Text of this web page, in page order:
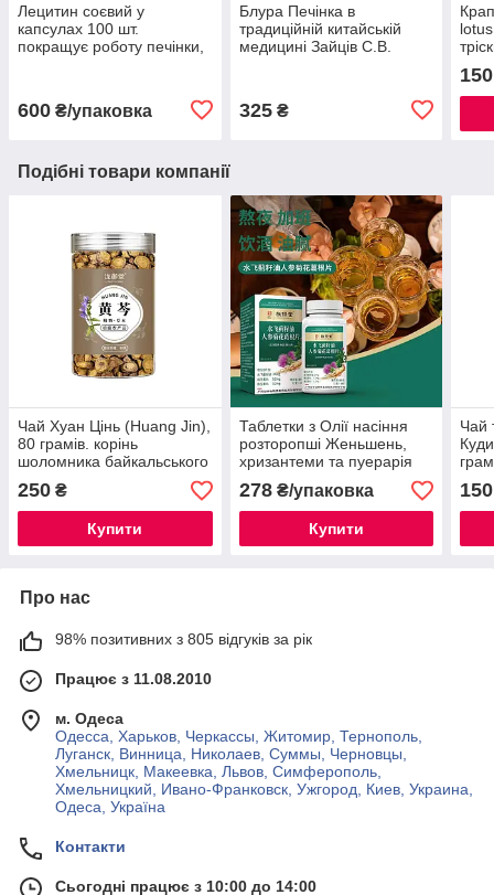
Лецитин соєвий у
капсулах 100 шт.
покращує роботу печінки,
600 ₴/упаковка
Блура Печінка в
традиційній китайській
медицині Зайців С.В.
325₴
150
Подібні товари компанії
Чай Хуан Цінь (Huang Jin),
80 грамів. корінь
шоломника байкальського
(Scutellaria baicalensis)
250 ₴
Купити
Таблетки з Олії насіння
розторопші Женьшень,
хризантеми та пуерарія
для печінки 60 шт.
278₴/упаковка
Купити
Чай
150
Про нас
98% позитивних з 805 відгуків за рік
Працює з 11.08.2010
м. Одеса
Одесса, Харьков, Черкассы, Житомир, Тернополь,
Луганск, Винница, Николаев, Суммы, Черновцы,
Хмельницк, Макеевка, Львов, Симферополь,
Хмельницкий, Ивано-Франковск, Ужгород, Киев, Украина,
Одеса, Україна
Контакти
Сьогодні працює з 10:00 до 14:00